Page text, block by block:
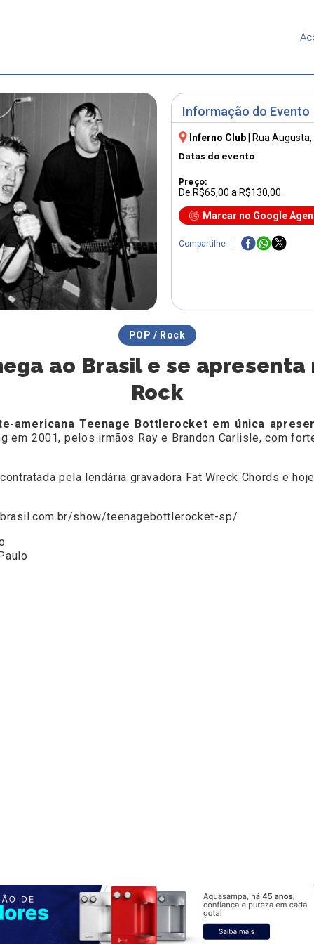
Informação do Evento
Inferno Club Rua
Datas do evento
Preço:
De R$65,00 a R$130,00.
Marcar no Google
Compartilhe
POP / Rock
ao Brasil e se apresenta
Rock
americana Teenage Bottlerocket em única
em 2001, pelos irmãos Ray e Brandon Carlisle, com
pela lendária gravadora Fat Wreck Chords e
show/teenagebottlerocket-sp/